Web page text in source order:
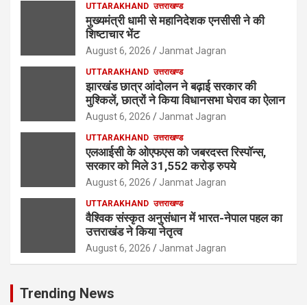
UTTARAKHAND उत्तराखण्ड
मुख्यमंत्री धामी से महानिदेशक एनसीसी ने की
शिष्टाचार भेंट
August 6, 2026 Janmat Jagran
UTTARAKHAND उत्तराखण्ड
झारखंड छात्र आंदोलन ने बढ़ाई सरकार की
मुश्किलें, छात्रों ने किया विधानसभा घेराव का ऐलान
August 6, 2026 Janmat Jagran
UTTARAKHAND उत्तराखण्ड
एलआईसी के ओएफएस को जबरदस्त रिस्पॉन्स,
सरकार को मिले 31,552 करोड़ रुपये
August 6, 2026 Janmat Jagran
UTTARAKHAND उत्तराखण्ड
वैश्विक संस्कृत अनुसंधान में भारत-नेपाल पहल का
उत्तराखंड ने किया नेतृत्व
August 6, 2026 Janmat Jagran
Trending News